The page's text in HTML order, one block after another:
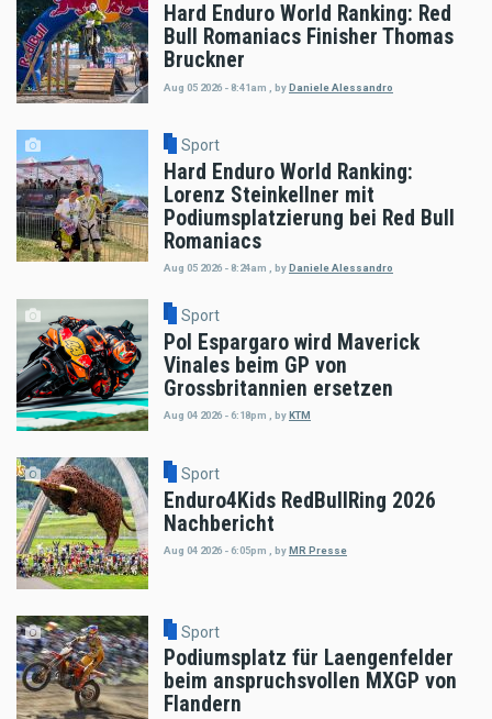
Hard Enduro World Ranking: Red
Bull Romaniacs Finisher Thomas
Bruckner
Aug 05 2026 - 8:41am byDaniele Alessandro
Sport
Hard Enduro World Ranking:
Lorenz Steinkellner mit
Podiumsplatzierung bei Red Bull
Romaniacs
Aug 05 2026 - 8:24am , by Daniele Alessandro
Sport
Pol Espargaro wird Maverick
Vinales beim GP von
Grossbritannien ersetzen
Aug 04 2026 - 6:18pm byKTM
Sport
Enduro4Kids RedBullRing 2026
Nachbericht
Aug 04 2026 - 6:05pm byMR Presse
Sport
Podiumsplatz für Laengenfelder
beim anspruchsvollen MXGP von
Flandern